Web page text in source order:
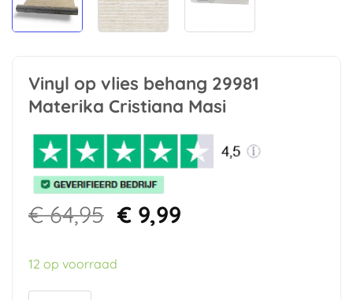
Vinyl op vlies behang 29981
Materika Cristiana Masi
€64,95 Oorspronkelijke
prijs
was:
€9,99Huidige
12 op voorraad